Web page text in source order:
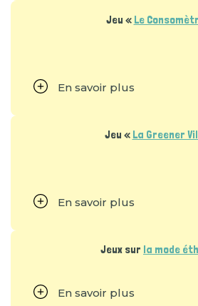
Jeu « Le
En savoir plus
Jeu « La Greener
En savoir plus
Jeux sur la mode
En savoir plus